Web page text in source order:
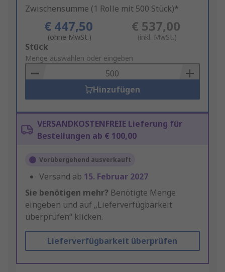
Zwischensumme (1 Rolle mit 500 Stück)*
€ 447,50
(ohne MwSt.)
€ 537,00
(inkl. MwSt.)
Add
to
Basket
Stück
Menge auswählen oder eingeben
Hinzufügen
VERSANDKOSTENFREIE Lieferung für
Bestellungen ab € 100,00
Vorübergehend ausverkauft
Versand ab 15. Februar 2027
Sie benötigen mehr? Benötigte Menge
eingeben und auf „Lieferverfügbarkeit
überprüfen“ klicken.
Lieferverfügbarkeit überprüfen